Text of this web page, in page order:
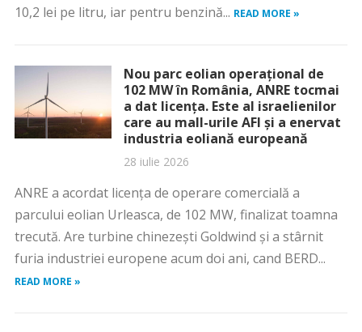
10,2 lei pe litru, iar pentru benzină... READ MORE »
Nou parc eolian operațional de
102 MW în România, ANRE tocmai
a dat licența. Este al israelienilor
care au mall-urile AFI și a enervat
industria eoliană europeană
28 iulie 2026
ANRE a acordat licența de operare comercială a
parcului eolian Urleasca, de 102 MW, finalizat toamna
trecută. Are turbine chinezești Goldwind și a stârnit
furia industriei europene acum doi ani, cand BERD...
READ MORE »